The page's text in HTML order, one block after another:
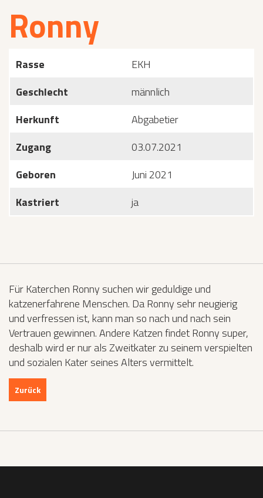
Ronny
Rasse
EKH
Geschlecht
männlich
Herkunft
Abgabetier
Zugang
03.07.2021
Geboren
Juni 2021
Kastriert
ja
Für Katerchen Ronny suchen wir geduldige und
katzenerfahrene Menschen. Da Ronny sehr neugierig
und verfressen ist, kann man so nach und nach sein
Vertrauen gewinnen. Andere Katzen findet Ronny super,
deshalb wird er nur als Zweitkater zu seinem verspielten
und sozialen Kater seines Alters vermittelt.
Zurück